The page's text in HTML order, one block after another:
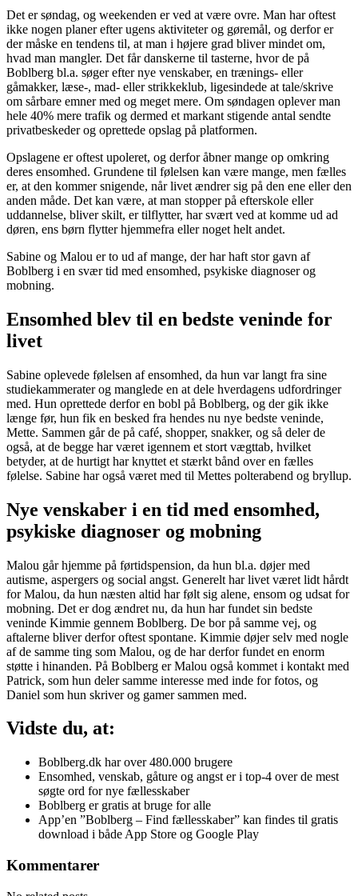
Det er søndag, og weekenden er ved at være ovre. Man har oftest
ikke nogen planer efter ugens aktiviteter og gøremål, og derfor er
der måske en tendens til, at man i højere grad bliver mindet om,
hvad man mangler. Det får danskerne til tasterne, hvor de på
Boblberg bl.a. søger efter nye venskaber, en trænings- eller
gåmakker, læse-, mad- eller strikkeklub, ligesindede at tale/skrive
om sårbare emner med og meget mere. Om søndagen oplever man
hele 40% mere trafik og dermed et markant stigende antal sendte
privatbeskeder og oprettede opslag på platformen.
Opslagene er oftest upoleret, og derfor åbner mange op omkring
deres ensomhed. Grundene til følelsen kan være mange, men fælles
er, at den kommer snigende, når livet ændrer sig på den ene eller den
anden måde. Det kan være, at man stopper på efterskole eller
uddannelse, bliver skilt, er tilflytter, har svært ved at komme ud ad
døren, ens børn flytter hjemmefra eller noget helt andet.
Sabine og Malou er to ud af mange, der har haft stor gavn af
Boblberg i en svær tid med ensomhed, psykiske diagnoser og
mobning.
Ensomhed blev til en bedste veninde for
livet
Sabine oplevede følelsen af ensomhed, da hun var langt fra sine
studiekammerater og manglede en at dele hverdagens udfordringer
med. Hun oprettede derfor en bobl på Boblberg, og der gik ikke
længe før, hun fik en besked fra hendes nu nye bedste veninde,
Mette. Sammen går de på café, shopper, snakker, og så deler de
også, at de begge har været igennem et stort vægttab, hvilket
betyder, at de hurtigt har knyttet et stærkt bånd over en fælles
følelse. Sabine har også været med til Mettes polterabend og bryllup.
Nye venskaber i en tid med ensomhed,
psykiske diagnoser og mobning
Malou går hjemme på førtidspension, da hun bl.a. døjer med
autisme, aspergers og social angst. Generelt har livet været lidt hårdt
for Malou, da hun næsten altid har følt sig alene, ensom og udsat for
mobning. Det er dog ændret nu, da hun har fundet sin bedste
veninde Kimmie gennem Boblberg. De bor på samme vej, og
aftalerne bliver derfor oftest spontane. Kimmie døjer selv med nogle
af de samme ting som Malou, og de har derfor fundet en enorm
støtte i hinanden. På Boblberg er Malou også kommet i kontakt med
Patrick, som hun deler samme interesse med inde for fotos, og
Daniel som hun skriver og gamer sammen med.
Vidste du, at:
Boblberg.dk har over 480.000 brugere
Ensomhed, venskab, gåture og angst er i top-4 over de mest
søgte ord for nye fællesskaber
Boblberg er gratis at bruge for alle
App’en ”Boblberg – Find fællesskaber” kan findes til gratis
download i både App Store og Google Play
Kommentarer